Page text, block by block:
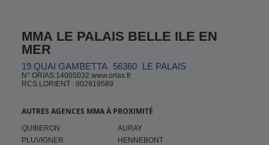
MMA LE PALAIS BELLE ILE EN
MER
19 QUAI GAMBETTA 56360 LE PALAIS
N° ORIAS:14005032 www.orias.fr
RCS LORIENT : 802919589
AUTRES AGENCES MMA À PROXIMITÉ
QUIBERON
AURAY
PLUVIGNER
HENNEBONT